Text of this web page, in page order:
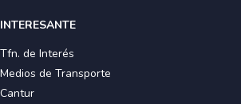
INTERESANTE
Tfn. de Interés
Medios de Transporte
Cantur